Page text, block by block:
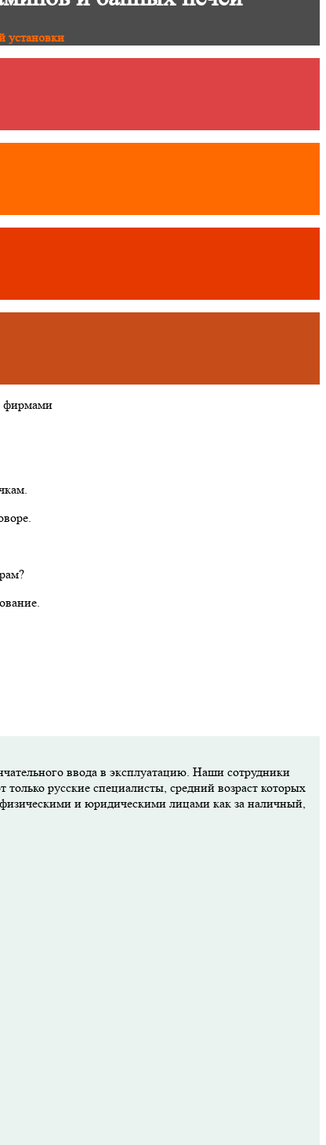
установки
фирмами
ввода в эксплуатацию. Наши сотрудники
русские специалисты, средний возраст которых
и юридическими лицами как за наличный,